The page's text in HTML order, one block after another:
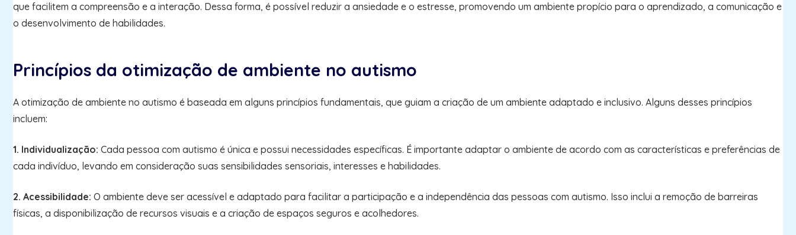
que facilitem a compreensão e a interação. Dessa forma, é possível reduzir a ansiedade e o estresse, promovendo um ambiente propício para o aprendizado, a comunicação e
o desenvolvimento de habilidades.
Princípios da otimização de ambiente no autismo
A otimização de ambiente no autismo é baseada em alguns princípios fundamentais, que guiam a criação de um ambiente adaptado e inclusivo. Alguns desses princípios
incluem:
1. Individualização: Cada pessoa com autismo é única e possui necessidades específicas. É importante adaptar o ambiente de acordo com as características e preferências de
cada indivíduo, levando em consideração suas sensibilidades sensoriais, interesses e habilidades.
2. Acessibilidade: O ambiente deve ser acessível e adaptado para facilitar a participação e a independência das pessoas com autismo. Isso inclui a remoção de barreiras
físicas, a disponibilização de recursos visuais e a criação de espaços seguros e acolhedores.